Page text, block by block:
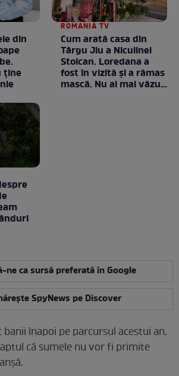
din
ține
ROMANIA TV
Cum arată casa din
Târgu Jiu a Niculinei
Stoican. Loredana a
fost în vizită și a rămas
mască. Nu ai mai văzut
ne ca sursă preferată în Google
SpyNews pe Discover
înapoi pe parcursul acestui an.
că sumele nu vor fi primite